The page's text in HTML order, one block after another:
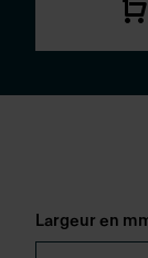
Largeur en